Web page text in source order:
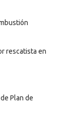
rescatista en
Plan de